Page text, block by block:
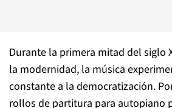
Durante la primera mitad del siglo
la modernidad, la música
constante a la democratización.
rollos de partitura para autopiano